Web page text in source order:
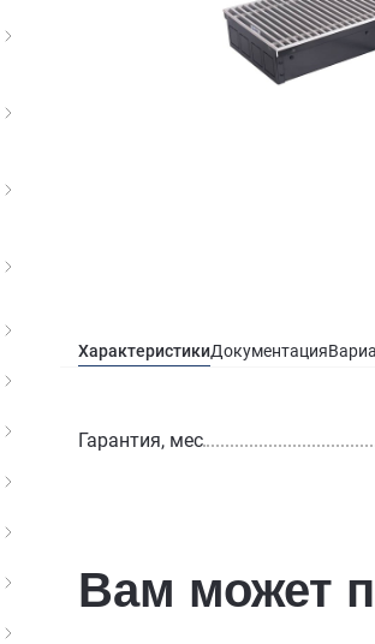
ХарактеристикиДокументация
Гарантия, мес
Вам может